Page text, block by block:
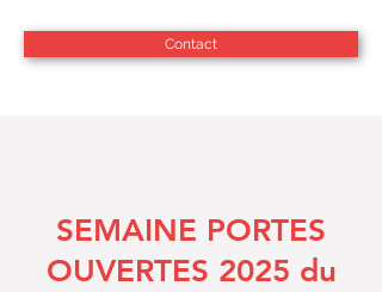
Contact
SEMAINE PORTES
OUVERTES 2025 du